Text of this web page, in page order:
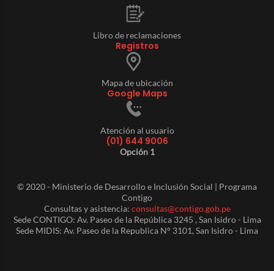
Libro de reclamaciones
Registros
Mapa de ubicación
Google Maps
Atención al usuario
(01) 644 9006
Opción 1
© 2020 - Ministerio de Desarrollo e Inclusión Social | Programa
Contigo
Consultas y asistencia: consultas@contigo.gob.pe
Sede CONTIGO: Av. Paseo de la República 3245 , San Isidro - Lima
Sede MIDIS: Av. Paseo de la Republica N° 3101, San Isidro - Lima